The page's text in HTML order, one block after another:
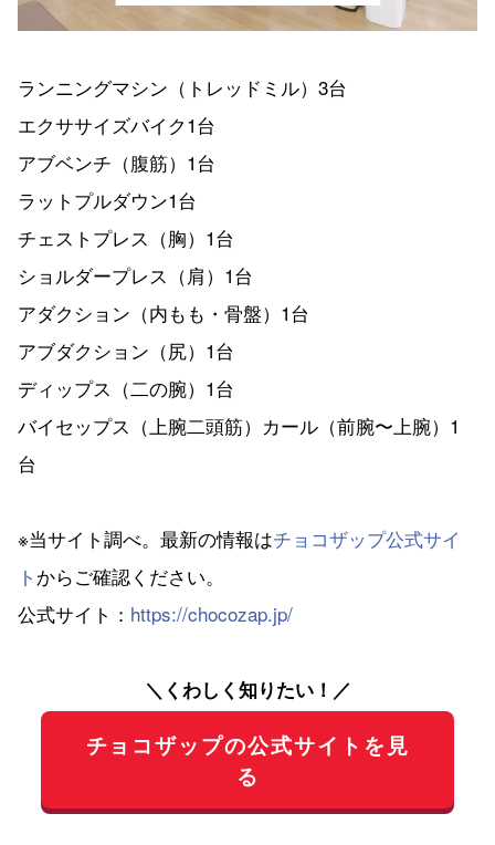
ランニングマシン（トレッドミル）3台
エクササイズバイク1台
アブベンチ（腹筋）1台
ラットプルダウン1台
チェストプレス（胸）1台
ショルダープレス（肩）1台
アダクション（内もも・骨盤）1台
アブダクション（尻）1台
ディップス（二の腕）1台
バイセップス（上腕二頭筋）カール（前腕〜上腕）1
台
※当サイト調べ。最新の情報はチョコザップ公式サイ
ト からご確認ください。
公式サイト： https://chocozap.jp/
＼くわしく知りたい！／
チョコザップの公式サイトを見
る